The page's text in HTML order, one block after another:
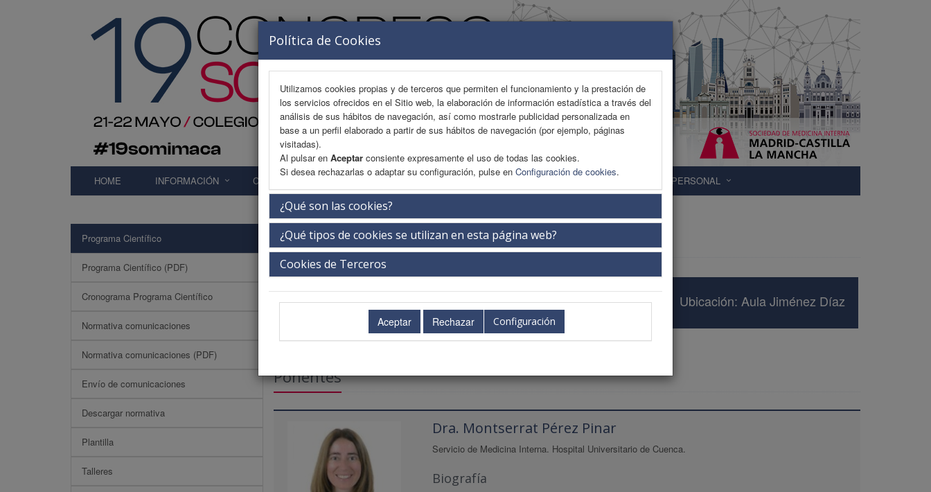
Política de Cookies
Utilizamos cookies propias y de terceros que permiten el funcionamiento y la prestación de
los servicios ofrecidos en el Sitio web, la elaboración de información estadística a través del
análisis de sus hábitos de navegación, así como mostrarle publicidad personalizada en
base a un perfil elaborado a partir de sus hábitos de navegación (por ejemplo, páginas
visitadas).
Al pulsar en Aceptar consiente expresamente el uso de todas las cookies.
Si desea rechazarlas o adaptar su configuración, pulse en Configuración de cookies.
¿Qué son las cookies?
¿Qué tipos de cookies se utilizan en esta página web?
Cookies de Terceros
Configuración
HOME INFORMACIÓN COMITÉS AREA CIENTÍFICA INSCRIPCIÓN EXP. COMERCIAL ÁREA PERSONAL
Programa Científico
Programa Científico (PDF)
Cronograma Programa Científico
Normativa comunicaciones
Normativa comunicaciones (PDF)
Envío de comunicaciones
Descargar normativa
Plantilla
Talleres
Enfermedad Tromboembólica Venosa
Jueves 21 de mayo 19:15-20:15h. Ubicación: Aula Jiménez Díaz
Ponentes
Dra. Montserrat Pérez Pinar
Servicio de Medicina Interna. Hospital Universitario de Cuenca.
Biografía